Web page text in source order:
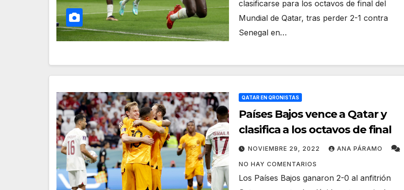
clasificarse para los octavos de final del
Mundial de Qatar, tras perder 2-1 contra
Senegal en…
QATAR EN QRONISTAS
Países Bajos vence a Qatar y
clasifica a los octavos de final
NOVIEMBRE 29, 2022 ANA PÁRAMO
NO HAY COMENTARIOS
Los Países Bajos ganaron 2-0 al anfitrión